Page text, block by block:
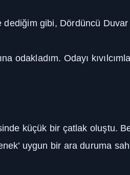
gibi, Dördüncü
odakladım. Odayı
küçük bir çatlak oluştu.
uygun bir ara duruma